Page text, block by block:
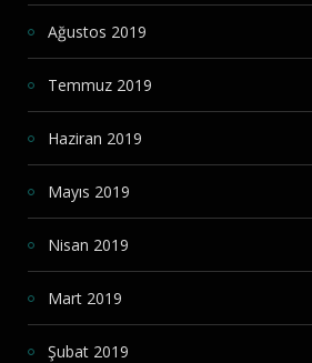
Ağustos 2019
Temmuz 2019
Haziran 2019
Mayıs 2019
Nisan 2019
Mart 2019
Şubat 2019